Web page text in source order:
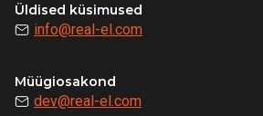
Üldised küsimused
info@real-el.com
Müügiosakond
dev@real-el.com